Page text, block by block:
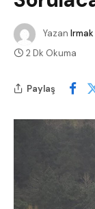
Yazan
2 Dk Okuma
Paylaş